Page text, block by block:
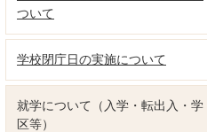
ついて
学校閉庁日の実施について
就学について（入学・転出入・学
区等）